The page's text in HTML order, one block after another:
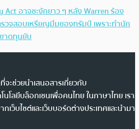
Act อาจชะงักยาว ๆ หลัง Warren ร้อง
รวจสอบเหรียญมีมของทรัมป์ เพราะทำนัก
าดทุนยับ
ะช่วยนำเสนอสารเกี่ยวกับ
นโลยีบล็อกเชนเพื่อคนไทย ในภาษาไทย เรา
ว็บไซต์และเว็บบอร์ดต่างประเทศและนำมา